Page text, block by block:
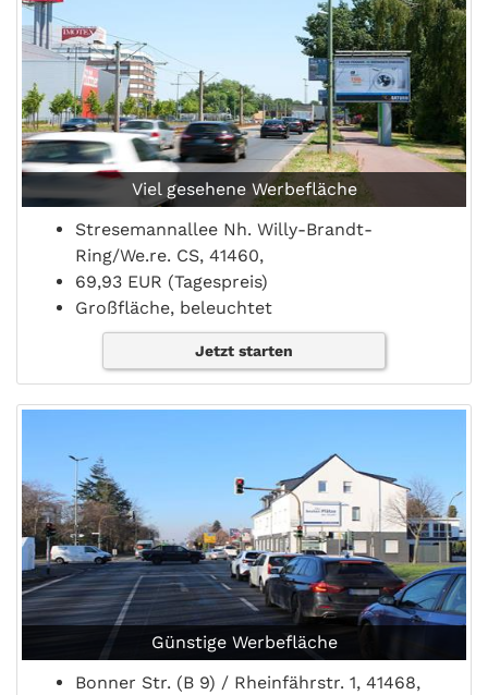
Viel gesehene Werbefläche
Stresemannallee Nh. Willy-Brandt-
Ring/We.re. CS, 41460,
69,93 EUR (Tagespreis)
Großfläche, beleuchtet
Jetzt starten
Günstige Werbefläche
Bonner Str. (B 9) / Rheinfährstr. 1, 41468,